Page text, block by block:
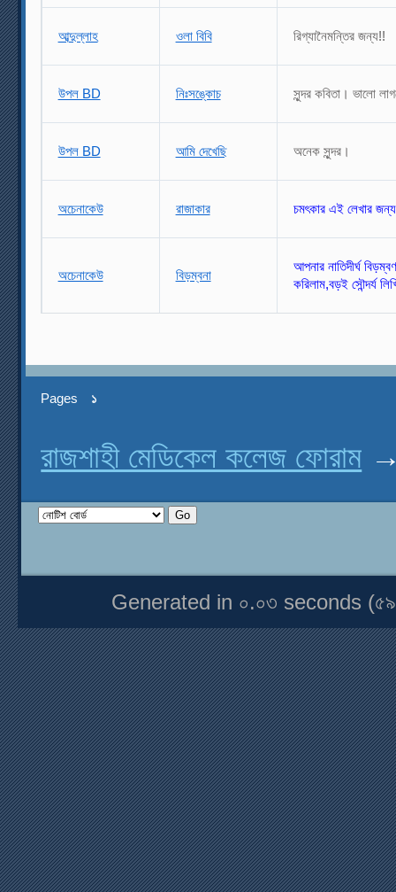
আব্দুল্লাহ ওলা বিবি রিগ্যানৈমন্তির জন্য!!
উপল BD নিঃসঙ্কোচ সুন্দর কবিতা। ভালো
উপল BD আমি দেখেছি অনেক সুন্দর।
অচেনাকেউ রাজাকার চমৎকার এই লেখার
অচেনাকেউ বিড়ম্বনা
আপনার নাতিদীর্ঘ
করিলাম,বড়ই সৌন্দর্য
Pages ১
রাজশাহী মেডিকেল কলেজ ফোরাম
Generated in ০.০৩ seconds